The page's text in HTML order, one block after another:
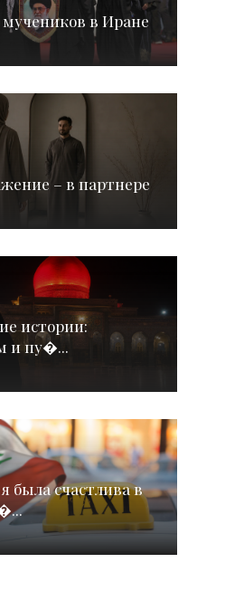
в Иране
– в партнере
истории:
и пу�...
была счастлива в